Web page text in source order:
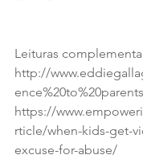
Leituras
http://
https://
rticle/when-kids-get-
excuse-for-abuse/